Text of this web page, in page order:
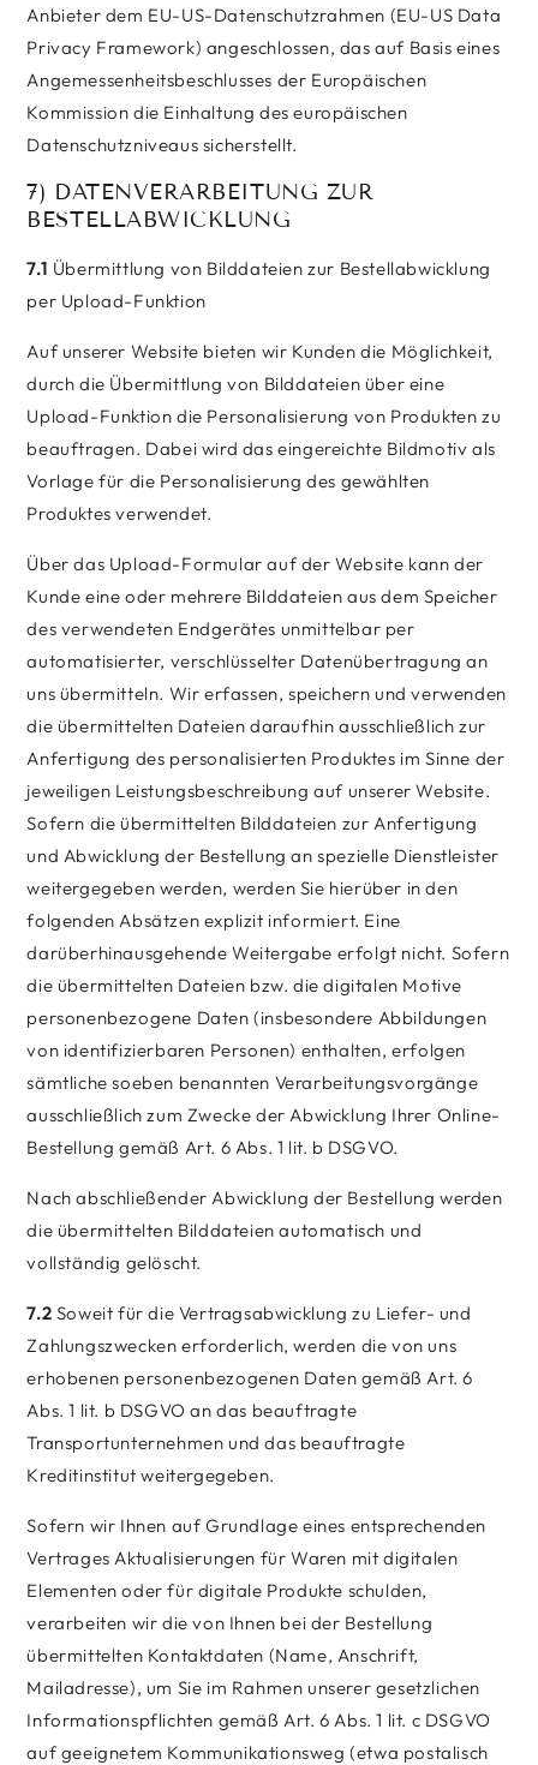
Anbieter dem EU-US-Datenschutzrahmen (EU-US Data
Privacy Framework) angeschlossen, das auf Basis eines
Angemessenheitsbeschlusses der Europäischen
Kommission die Einhaltung des europäischen
Datenschutzniveaus sicherstellt.
7) DATENVERARBEITUNG ZUR
BESTELLABWICKLUNG
7.1 Übermittlung von Bilddateien zur Bestellabwicklung
per Upload-Funktion
Auf unserer Website bieten wir Kunden die Möglichkeit,
durch die Übermittlung von Bilddateien über eine
Upload-Funktion die Personalisierung von Produkten zu
beauftragen. Dabei wird das eingereichte Bildmotiv als
Vorlage für die Personalisierung des gewählten
Produktes verwendet.
Über das Upload-Formular auf der Website kann der
Kunde eine oder mehrere Bilddateien aus dem Speicher
des verwendeten Endgerätes unmittelbar per
automatisierter, verschlüsselter Datenübertragung an
uns übermitteln. Wir erfassen, speichern und verwenden
die übermittelten Dateien daraufhin ausschließlich zur
Anfertigung des personalisierten Produktes im Sinne der
jeweiligen Leistungsbeschreibung auf unserer Website.
Sofern die übermittelten Bilddateien zur Anfertigung
und Abwicklung der Bestellung an spezielle Dienstleister
weitergegeben werden, werden Sie hierüber in den
folgenden Absätzen explizit informiert. Eine
darüberhinausgehende Weitergabe erfolgt nicht. Sofern
die übermittelten Dateien bzw. die digitalen Motive
personenbezogene Daten (insbesondere Abbildungen
von identifizierbaren Personen) enthalten, erfolgen
sämtliche soeben benannten Verarbeitungsvorgänge
ausschließlich zum Zwecke der Abwicklung Ihrer Online-
Bestellung gemäß Art. 6 Abs. 1 lit. b DSGVO.
Nach abschließender Abwicklung der Bestellung werden
die übermittelten Bilddateien automatisch und
vollständig gelöscht.
7.2 Soweit für die Vertragsabwicklung zu Liefer- und
Zahlungszwecken erforderlich, werden die von uns
erhobenen personenbezogenen Daten gemäß Art. 6
Abs. 1 lit. b DSGVO an das beauftragte
Transportunternehmen und das beauftragte
Kreditinstitut weitergegeben.
Sofern wir Ihnen auf Grundlage eines entsprechenden
Vertrages Aktualisierungen für Waren mit digitalen
Elementen oder für digitale Produkte schulden,
verarbeiten wir die von Ihnen bei der Bestellung
übermittelten Kontaktdaten (Name, Anschrift,
Mailadresse), um Sie im Rahmen unserer gesetzlichen
Informationspflichten gemäß Art. 6 Abs. 1 lit. c DSGVO
auf geeignetem Kommunikationsweg (etwa postalisch